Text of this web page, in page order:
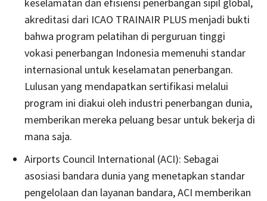
akreditasi dari ICAO TRAINAIR PLUS menjadi bukti
bahwa program pelatihan di perguruan tinggi
vokasi penerbangan Indonesia memenuhi standar
internasional untuk keselamatan penerbangan.
Lulusan yang mendapatkan sertifikasi melalui
program ini diakui oleh industri penerbangan dunia,
memberikan mereka peluang besar untuk bekerja di
mana saja.
Airports Council International (ACI): Sebagai
asosiasi bandara dunia yang menetapkan standar
pengelolaan dan layanan bandara, ACI memberikan